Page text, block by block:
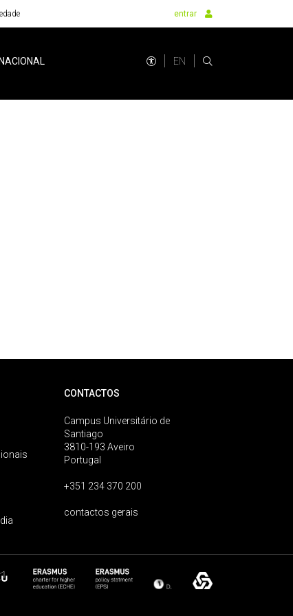
entrar
EN
CONTACTOS
Campus Universitário de
Santiago
3810-193 Aveiro
Portugal
+351 234 370 200
contactos gerais